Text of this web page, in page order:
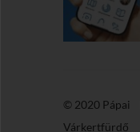
© 2020 Pápai
Várkertfürdő